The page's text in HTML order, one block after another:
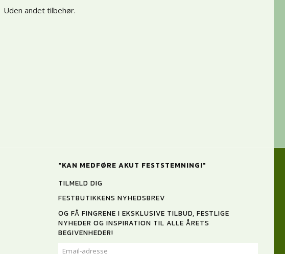
Uden andet tilbehør.
"KAN MEDFØRE AKUT FESTSTEMNING!"
TILMELD DIG
FESTBUTIKKENS NYHEDSBREV
OG FÅ FINGRENE I EKSKLUSIVE TILBUD, FESTLIGE
NYHEDER OG INSPIRATION TIL ALLE ÅRETS
BEGIVENHEDER!
EMAIL-